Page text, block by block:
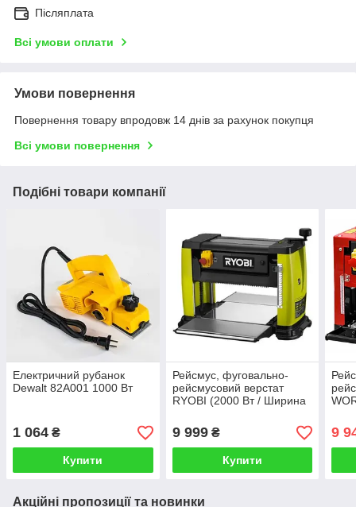
Післяплата
Всі умови оплати
Умови повернення
Повернення товару впродовж 14 днів за рахунок покупця
Всі умови повернення
Подібні товари компанії
Електричний рубанок
Dewalt 82A001 1000 Вт
1 064 ₴
Купити
Рейсмус, фуговально-
рейсмусовий верстат
RYOBI (2000 Вт / Ширина
Глибина стругання 0-3мм)
9 999₴
Купити
/9
Акційні пропозиції та новинки